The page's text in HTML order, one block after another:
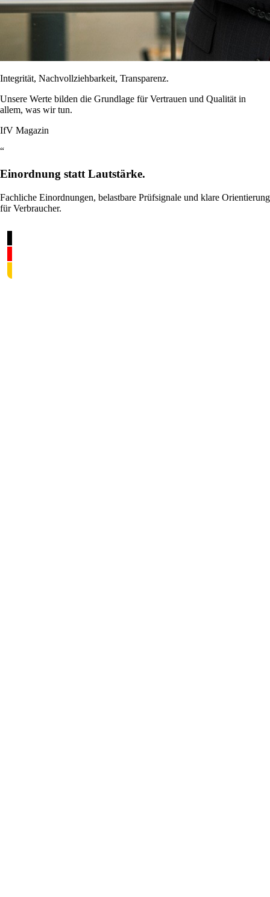
Integrität, Nachvollziehbarkeit, Transparenz.
Unsere Werte bilden die Grundlage für Vertrauen und Qualität in
allem, was wir tun.
IfV Magazin
“
Einordnung statt Lautstärke.
Fachliche Einordnungen, belastbare Prüfsignale und klare Orientierung
für Verbraucher.